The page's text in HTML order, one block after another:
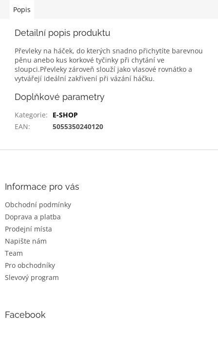
Popis
Detailní popis produktu
Převleky na háček, do kterých snadno přichytíte barevnou
pěnu anebo kus korkové tyčinky při chytání ve
sloupci.Převleky zároveň slouží jako vlasové rovnátko a
vytvářejí ideální zakřivení při vázání háčku.
Doplňkové parametry
Kategorie:
E-SHOP
EAN: 5055350240120
Informace pro vás
Obchodní podmínky
Doprava a platba
Prodejní místa
Napište nám
Team
Pro obchodníky
Slevový program
Facebook